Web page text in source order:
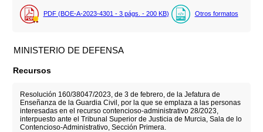
PDF (BOE-A-2023-4301 - 3 págs. - 200 KB) Otros formatos
MINISTERIO DE DEFENSA
Recursos
Resolución 160/38047/2023, de 3 de febrero, de la Jefatura de
Enseñanza de la Guardia Civil, por la que se emplaza a las personas
interesadas en el recurso contencioso-administrativo 28/2023,
interpuesto ante el Tribunal Superior de Justicia de Murcia, Sala de lo
Contencioso-Administrativo, Sección Primera.